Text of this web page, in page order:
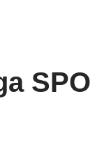
SPO